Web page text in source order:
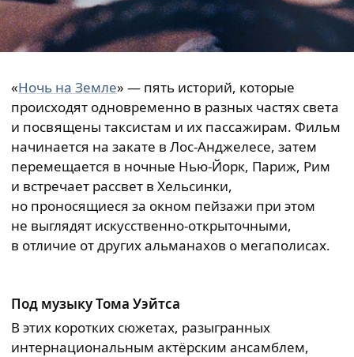
«Ночь на Земле» — пять историй, которые
происходят одновременно в разных частях света
и посвящены таксистам и их пассажирам. Фильм
начинается на закате в Лос-Анджелесе, затем
перемещается в ночные Нью-Йорк, Париж, Рим
и встречает рассвет в Хельсинки,
но проносящиеся за окном пейзажи при этом
не выглядят искусственно-открыточными,
в отличие от других альманахов о мегаполисах.
Под музыку Тома Уэйтса
В этих коротких сюжетах, разыгранных
интернациональным актёрским ансамблем,